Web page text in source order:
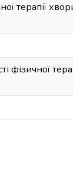
терапії
фізичної